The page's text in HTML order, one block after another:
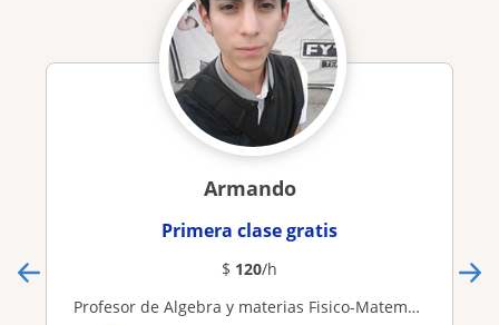
Armando
Primera clase gratis
$ 120/h
Profesor de Algebra y materias Fisico-Matematicas